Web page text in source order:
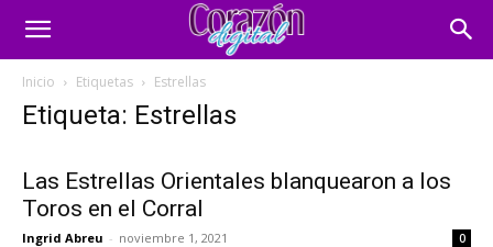
Inicio Etiquetas Estrellas
Etiqueta: Estrellas
Las Estrellas Orientales blanquearon a los
Toros en el Corral
Ingrid Abreu - noviembre 1, 2021 0